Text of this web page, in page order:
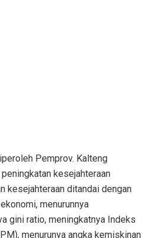
Pemprov. Kalteng
kesejahteraan
kesejahteraan ditandai dengan
menurunnya
gini ratio, meningkatnya Indeks
menurunya angka kemiskinan